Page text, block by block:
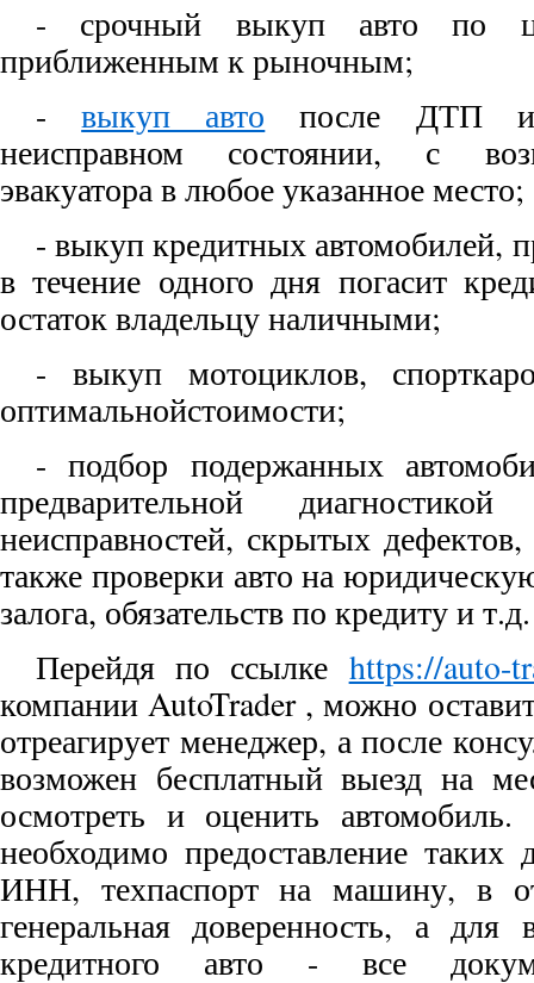
- срочный выкуп авто по
приближенным к рыночным;
-выкуп авто после ДТП
неисправном состоянии, с
эвакуатора в любое указанное место;
- выкуп кредитных автомобилей,
в течение одного дня погасит
остаток владельцу наличными;
- выкуп мотоциклов,
оптимальнойстоимости;
- подбор подержанных
предварительной
неисправностей, скрытых
также проверки авто на
залога, обязательств по кредиту и т.д.
Перейдя по ссылке https://auto-
компании AutoTrader , можно
отреагирует менеджер, а после
возможен бесплатный выезд на
осмотреть и оценить
необходимо предоставление таких
ИНН, техпаспорт на машину, в
генеральная доверенность, а для
кредитного авто - все